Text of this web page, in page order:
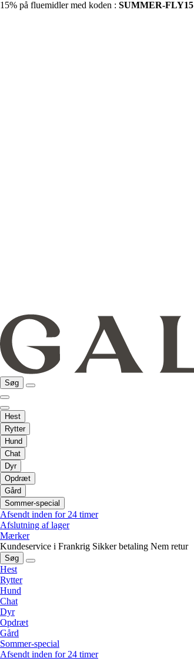
15% på fluemidler med koden : SUMMER-FLY15
Søg
Hest
Rytter
Hund
Chat
Dyr
Opdræt
Gård
Sommer-special
Afsendt inden for 24 timer
Afslutning af lager
Mærker
Kundeservice i Frankrig Sikker betaling Nem retur
Søg
Hest
Rytter
Hund
Chat
Dyr
Opdræt
Gård
Sommer-special
Afsendt inden for 24 timer